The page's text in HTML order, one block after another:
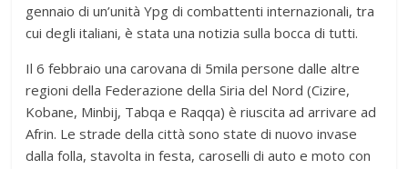
gennaio di un’unità Ypg di combattenti internazionali, tra
cui degli italiani, è stata una notizia sulla bocca di tutti.
Il 6 febbraio una carovana di 5mila persone dalle altre
regioni della Federazione della Siria del Nord (Cizire,
Kobane, Minbij, Tabqa e Raqqa) è riuscita ad arrivare ad
Afrin. Le strade della città sono state di nuovo invase
dalla folla, stavolta in festa, caroselli di auto e moto con